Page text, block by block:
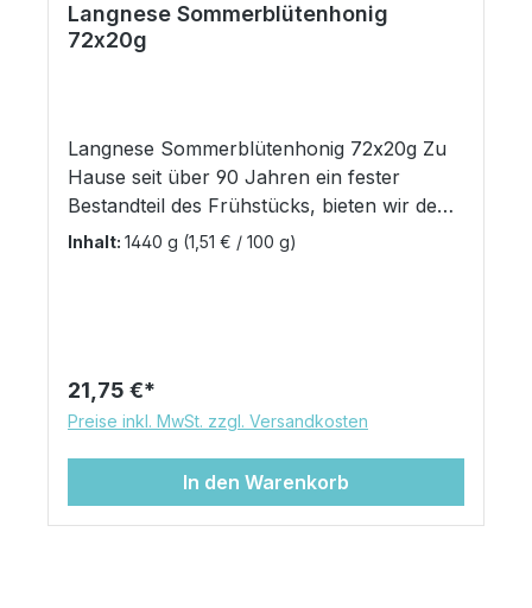
Langnese Sommerblütenhonig
72x20g
Langnese Sommerblütenhonig 72x20g Zu
Hause seit über 90 Jahren ein fester
Bestandteil des Frühstücks, bieten wir den
beliebtesten Honig Deutschlands für den
Gäste zum Strahlen! 72 Portionen zu je 20g
Inhalt: 1440 g (1,51 € / 100 g)
Regulärer Preis:
21,75 €
Preise inkl. MwSt. zzgl. Versandkosten
In den Warenkorb